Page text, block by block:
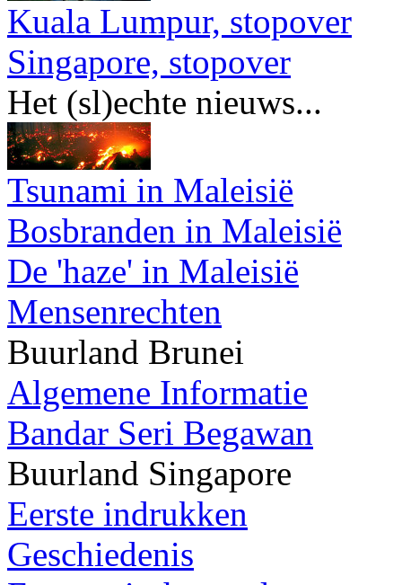
Kuala Lumpur, stopover
Singapore, stopover
Het (sl)echte nieuws...
Tsunami in Maleisië
Bosbranden in Maleisië
De 'haze' in Maleisië
Mensenrechten
Buurland Brunei
Algemene Informatie
Bandar Seri Begawan
Buurland Singapore
Eerste indrukken
Geschiedenis